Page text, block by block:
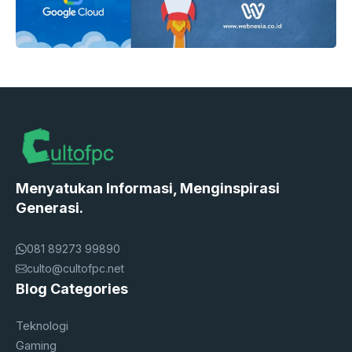
Menyatukan Informasi, Menginspirasi
Generasi.
081 89273 99890
culto@cultofpc.net
Blog Categories
Teknologi
Gaming